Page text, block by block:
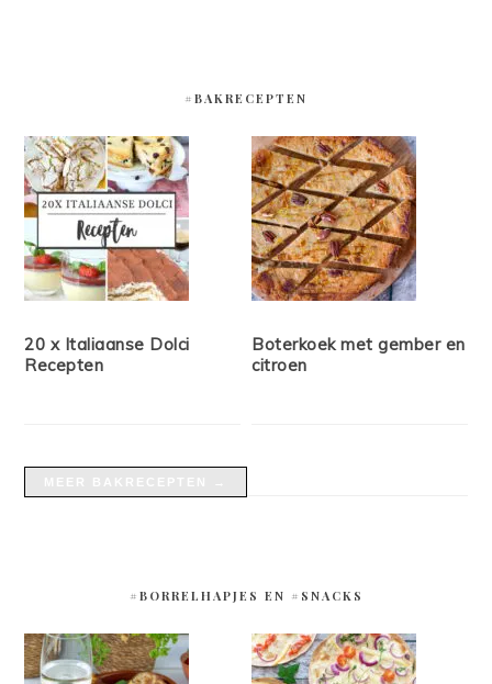
#BAKRECEPTEN
20 x Italiaanse Dolci
Recepten
Boterkoek met gember en
citroen
#BORRELHAPJES EN #SNACKS